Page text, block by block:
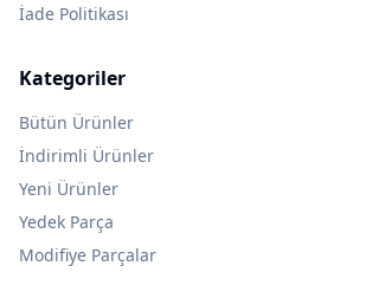
İade Politikası
Kategoriler
Bütün Ürünler
İndirimli Ürünler
Yeni Ürünler
Yedek Parça
Modifiye Parçalar